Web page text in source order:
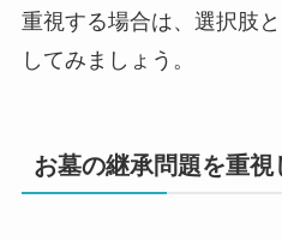
重視する場合は、選択肢
してみましょう。
お墓の継承問題を重視